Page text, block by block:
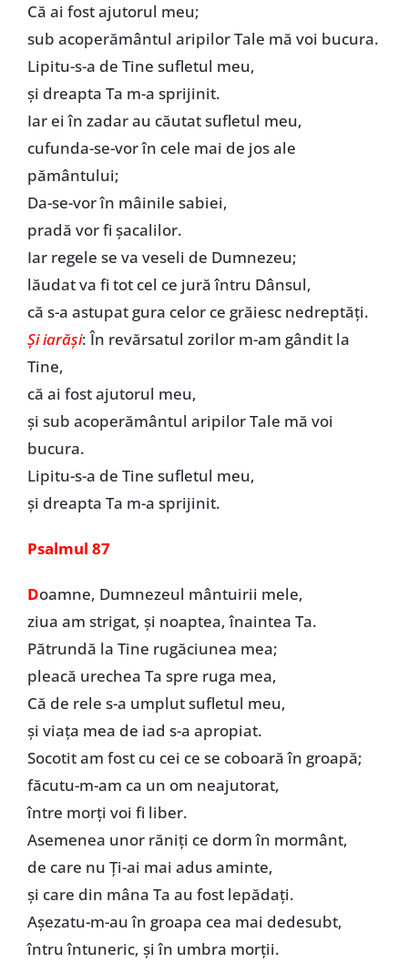
Că ai fost ajutorul meu;
sub acoperământul aripilor Tale mă voi bucura.
Lipitu-s-a de Tine sufletul meu,
şi dreapta Ta m-a sprijinit.
Iar ei în zadar au căutat sufletul meu,
cufunda-se-vor în cele mai de jos ale
pământului;
Da-se-vor în mâinile sabiei,
pradă vor fi şacalilor.
Iar regele se va veseli de Dumnezeu;
lăudat va fi tot cel ce jură întru Dânsul,
că s-a astupat gura celor ce grăiesc nedreptăţi.
Şi iarăşi: În revărsatul zorilor m-am gândit la
Tine,
că ai fost ajutorul meu,
şi sub acoperământul aripilor Tale mă voi
bucura.
Lipitu-s-a de Tine sufletul meu,
şi dreapta Ta m-a sprijinit.
Psalmul 87
Doamne, Dumnezeul mântuirii mele,
ziua am strigat, şi noaptea, înaintea Ta.
Pătrundă la Tine rugăciunea mea;
pleacă urechea Ta spre ruga mea,
Că de rele s-a umplut sufletul meu,
şi viaţa mea de iad s-a apropiat.
Socotit am fost cu cei ce se coboară în groapă;
făcutu-m-am ca un om neajutorat,
între morţi voi fi liber.
Asemenea unor răniţi ce dorm în mormânt,
de care nu Ți-ai mai adus aminte,
şi care din mâna Ta au fost lepădaţi.
Aşezatu-m-au în groapa cea mai dedesubt,
întru întuneric, şi în umbra morţii.